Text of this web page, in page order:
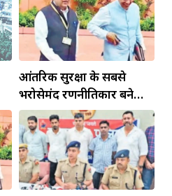
आंतरिक सुरक्षा के सबसे
भरोसेमंद रणनीतिकार बने
रहेंगे गोविंद मोहन